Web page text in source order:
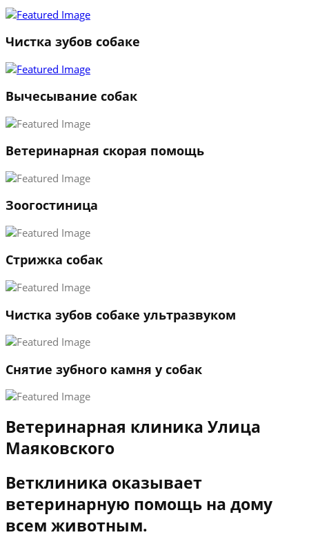
2
→
Чистка зубов собаке
Вычесывание собак
Ветеринарная скорая помощь
Зоогостиница
Стрижка собак
Чистка зубов собаке ультразвуком
Снятие зубного камня у собак
Ветеринарная клиника Улица
Маяковского
Ветклиника оказывает
ветеринарную помощь на дому
всем животным.